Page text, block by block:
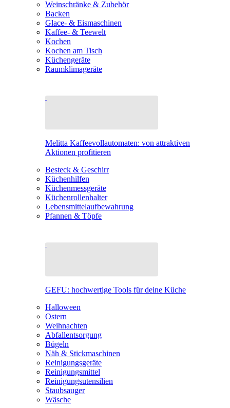
Weinschränke & Zubehör
Backen
Glace- & Eismaschinen
Kaffee- & Teewelt
Kochen
Kochen am Tisch
Küchengeräte
Raumklimageräte
Melitta Kaffeevollautomaten: von attraktiven
Aktionen profitieren
Besteck & Geschirr
Küchenhilfen
Küchenmessgeräte
Küchenrollenhalter
Lebensmittelaufbewahrung
Pfannen & Töpfe
GEFU: hochwertige Tools für deine Küche
Halloween
Ostern
Weihnachten
Abfallentsorgung
Bügeln
Näh & Stickmaschinen
Reinigungsgeräte
Reinigungsmittel
Reinigungsutensilien
Staubsauger
Wäsche